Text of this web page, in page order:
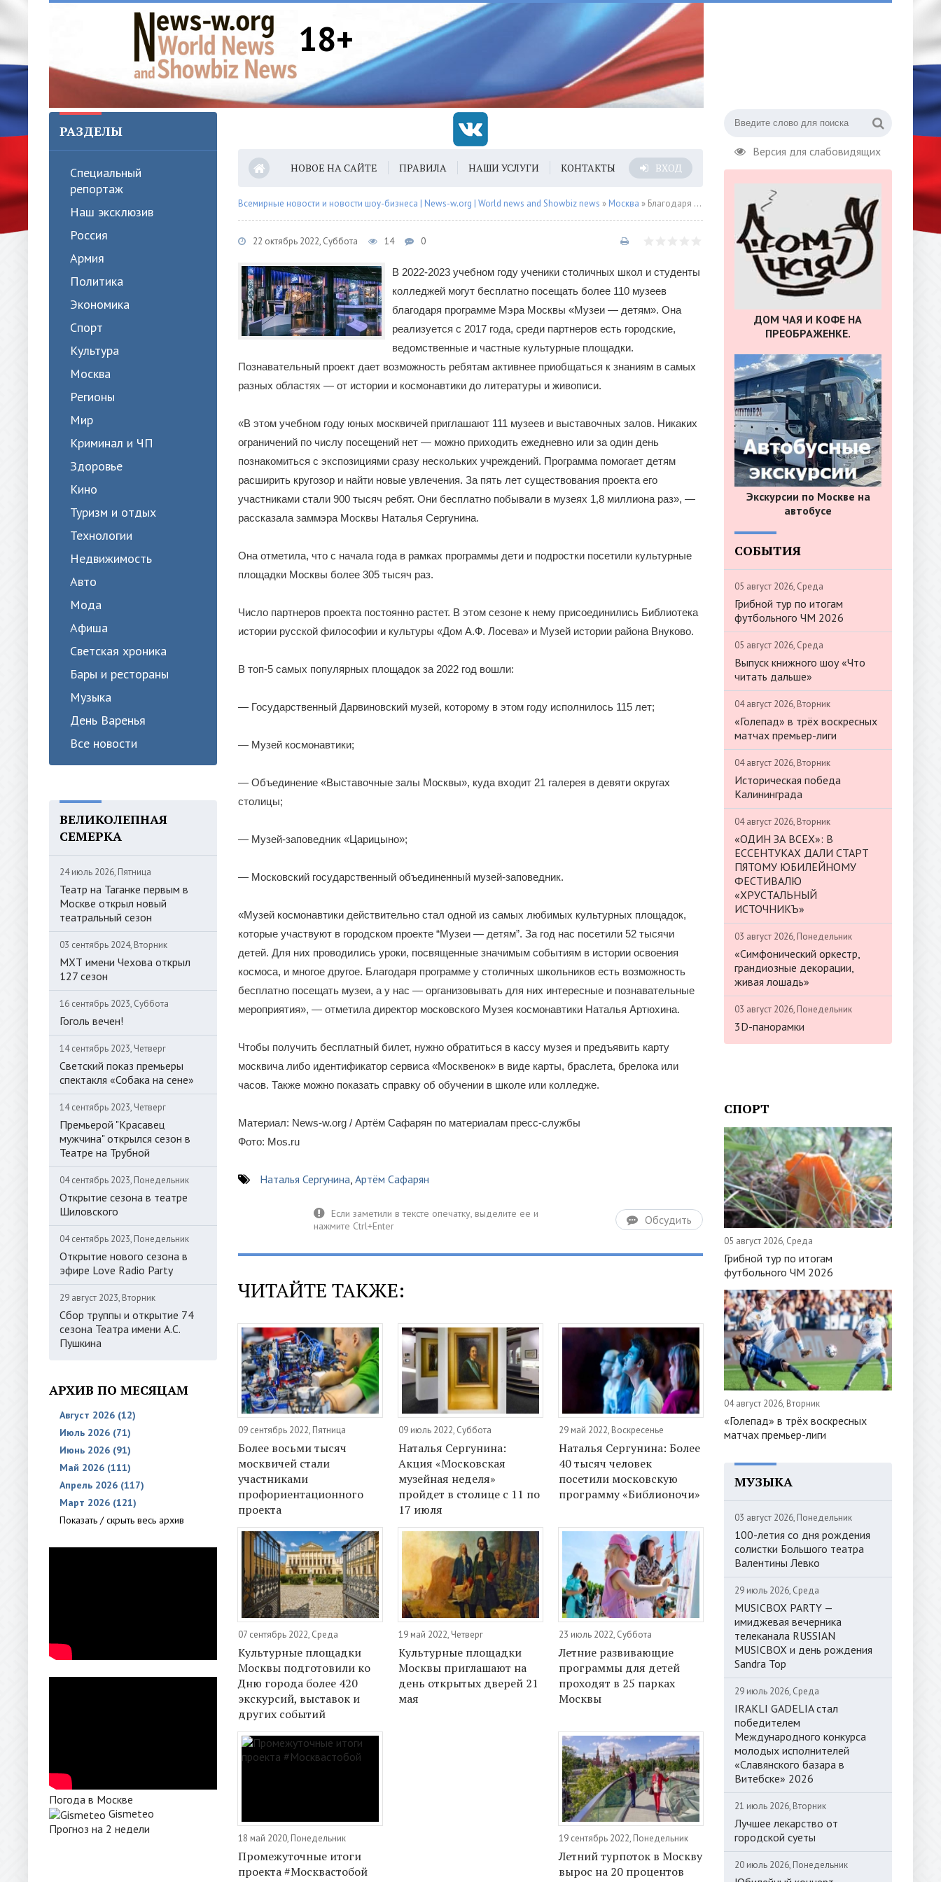
18+
Версия для слабовидящих
РАЗДЕЛЫ
Специальный
репортаж
Наш эксклюзив
Россия
Армия
Политика
Экономика
Спорт
Культура
Москва
Регионы
Мир
Криминал и ЧП
Здоровье
Кино
Туризм и отдых
Технологии
Недвижимость
Авто
Мода
Афиша
Светская хроника
Бары и рестораны
Музыка
День Варенья
Все новости
ВЕЛИКОЛЕПНАЯ
СЕМЕРКА
24 июль 2026, Пятница
Театр на Таганке первым в
Москве открыл новый
театральный сезон
03 сентябрь 2024, Вторник
МХТ имени Чехова открыл
127 сезон
16 сентябрь 2023, Суббота
Гоголь вечен!
14 сентябрь 2023, Четверг
Светский показ премьеры
спектакля «Собака на сене»
14 сентябрь 2023, Четверг
Премьерой "Красавец
мужчина" открылся сезон в
Театре на Трубной
04 сентябрь 2023, Понедельник
Открытие сезона в театре
Шиловского
04 сентябрь 2023, Понедельник
Открытие нового сезона в
эфире Love Radio Party
29 август 2023, Вторник
Сбор труппы и открытие 74
сезона Театра имени А.С.
Пушкина
АРХИВ ПО МЕСЯЦАМ
Август 2026 (12)
Июль 2026 (71)
Июнь 2026 (91)
Май 2026 (111)
Апрель 2026 (117)
Март 2026 (121)
Показать / скрыть весь архив
Погода в Москве
Gismeteo
Прогноз на 2 недели
НОВОЕ НА САЙТЕ ПРАВИЛА НАШИ УСЛУГИ КОНТАКТЫ ВХОД
Всемирные новости и новости шоу-бизнеса | News-w.org | World news and Showbiz news » Москва » Благодаря программе «Музеи — детям» около 900 тысяч детей и подростков посетили музеи бесплатно
22 октябрь 2022, Суббота 14 0
В 2022-2023 учебном году ученики столичных школ и студенты
колледжей могут бесплатно посещать более 110 музеев
благодаря программе Мэра Москвы «Музеи — детям». Она
реализуется с 2017 года, среди партнеров есть городские,
ведомственные и частные культурные площадки.
Познавательный проект дает возможность ребятам активнее приобщаться к знаниям в самых
разных областях — от истории и космонавтики до литературы и живописи.
«В этом учебном году юных москвичей приглашают 111 музеев и выставочных залов. Никаких
ограничений по числу посещений нет — можно приходить ежедневно или за один день
познакомиться с экспозициями сразу нескольких учреждений. Программа помогает детям
расширить кругозор и найти новые увлечения. За пять лет существования проекта его
участниками стали 900 тысяч ребят. Они бесплатно побывали в музеях 1,8 миллиона раз», —
рассказала заммэра Москвы Наталья Сергунина.
Она отметила, что с начала года в рамках программы дети и подростки посетили культурные
площадки Москвы более 305 тысяч раз.
Число партнеров проекта постоянно растет. В этом сезоне к нему присоединились Библиотека
истории русской философии и культуры «Дом А.Ф. Лосева» и Музей истории района Внуково.
В топ-5 самых популярных площадок за 2022 год вошли:
— Государственный Дарвиновский музей, которому в этом году исполнилось 115 лет;
— Музей космонавтики;
— Объединение «Выставочные залы Москвы», куда входит 21 галерея в девяти округах
столицы;
— Музей-заповедник «Царицыно»;
— Московский государственный объединенный музей-заповедник.
«Музей космонавтики действительно стал одной из самых любимых культурных площадок,
которые участвуют в городском проекте “Музеи — детям”. За год нас посетили 52 тысячи
детей. Для них проводились уроки, посвященные значимым событиям в истории освоения
космоса, и многое другое. Благодаря программе у столичных школьников есть возможность
бесплатно посещать музеи, а у нас — организовывать для них интересные и познавательные
мероприятия», — отметила директор московского Музея космонавтики Наталья Артюхина.
Чтобы получить бесплатный билет, нужно обратиться в кассу музея и предъявить карту
москвича либо идентификатор сервиса «Москвенок» в виде карты, браслета, брелока или
часов. Также можно показать справку об обучении в школе или колледже.
Материал: News-w.org / Артём Сафарян по материалам пресс-службы
Фото: Mos.ru
Наталья Сергунина, Артём Сафарян
Обсудить
ЧИТАЙТЕ ТАКЖЕ:
09 сентябрь 2022, Пятница
Более восьми тысяч
москвичей стали
участниками
профориентационного
проекта
09 июль 2022, Суббота
Наталья Сергунина:
Акция «Московская
музейная неделя»
пройдет в столице с 11 по
17 июля
29 май 2022, Воскресенье
Наталья Сергунина: Более
40 тысяч человек
посетили московскую
программу «Библионочи»
07 сентябрь 2022, Среда
Культурные площадки
Москвы подготовили ко
Дню города более 420
экскурсий, выставок и
других событий
19 май 2022, Четверг
Культурные площадки
Москвы приглашают на
день открытых дверей 21
мая
23 июль 2022, Суббота
Летние развивающие
программы для детей
проходят в 25 парках
Москвы
18 май 2020, Понедельник
Промежуточные итоги
проекта #Москвастобой
19 сентябрь 2022, Понедельник
Летний турпоток в Москву
вырос на 20 процентов
ДОМ ЧАЯ И КОФЕ НА
ПРЕОБРАЖЕНКЕ.
Экскурсии по Москве на
автобусе
СОБЫТИЯ
05 август 2026, Среда
Грибной тур по итогам
футбольного ЧМ 2026
05 август 2026, Среда
Выпуск книжного шоу «Что
читать дальше»
04 август 2026, Вторник
«Голепад» в трёх воскресных
матчах премьер-лиги
04 август 2026, Вторник
Историческая победа
Калининграда
04 август 2026, Вторник
«ОДИН ЗА ВСЕХ»: В
ЕССЕНТУКАХ ДАЛИ СТАРТ
ПЯТОМУ ЮБИЛЕЙНОМУ
ФЕСТИВАЛЮ
«ХРУСТАЛЬНЫЙ
ИСТОЧНИКЪ»
03 август 2026, Понедельник
«Симфонический оркестр,
грандиозные декорации,
живая лошадь»
03 август 2026, Понедельник
3D-панорамки
СПОРТ
05 август 2026, Среда
Грибной тур по итогам
футбольного ЧМ 2026
04 август 2026, Вторник
«Голепад» в трёх воскресных
матчах премьер-лиги
МУЗЫКА
03 август 2026, Понедельник
100-летия со дня рождения
солистки Большого театра
Валентины Левко
29 июль 2026, Среда
MUSICBOX PARTY —
имиджевая вечерника
телеканала RUSSIAN
MUSICBOX и день рождения
Sandra Top
29 июль 2026, Среда
IRAKLI GADELIA стал
победителем
Международного конкурса
молодых исполнителей
«Славянского базара в
Витебске» 2026
21 июль 2026, Вторник
Лучшее лекарство от
городской суеты
20 июль 2026, Понедельник